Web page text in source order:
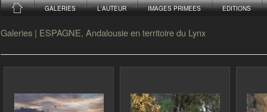
GALERIES L'AUTEUR IMAGES PRIMEES EDITIONS
Galeries | ESPAGNE, Andalousie en territoire du Lynx